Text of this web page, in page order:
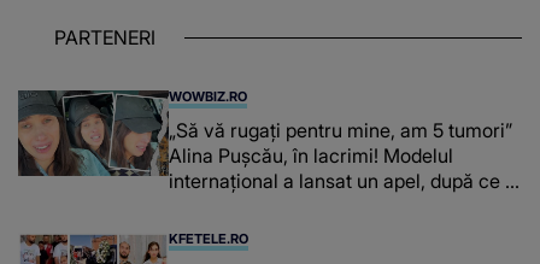
PARTENERI
WOWBIZ.RO
„Să vă rugați pentru mine, am 5 tumori”
Alina Pușcău, în lacrimi! Modelul
internațional a lansat un apel, după ce a
KFETELE.RO